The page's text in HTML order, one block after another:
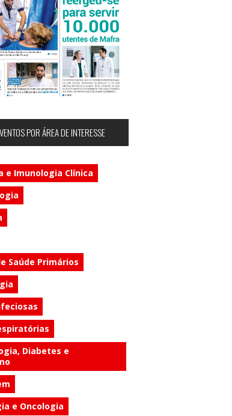
POR ÁREA DE INTERESSE
e Imunologia Clínica
Saúde Primários
Diabetes e
e Oncologia